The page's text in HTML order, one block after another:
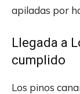
apiladas por
Llegada a
cumplido
Los pinos